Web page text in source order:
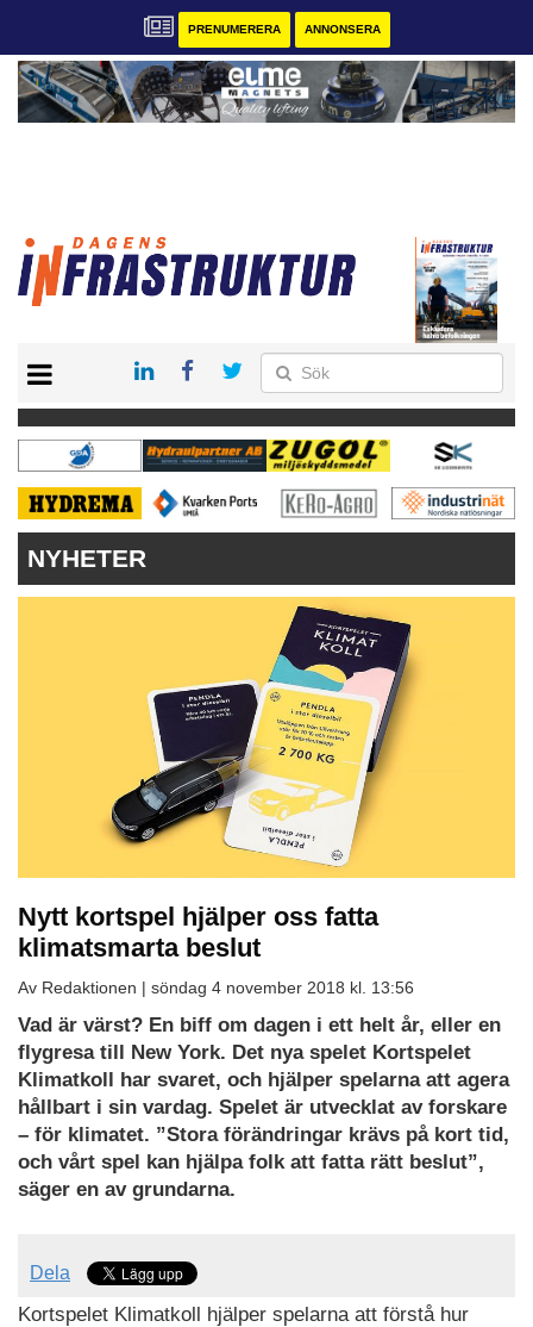
PRENUMERERA ANNONSERA
KONTAKT
VÅRA ANDRA MAGASIN
PRENUMERERA
ANNONSERA
NYHETER
Nytt kortspel hjälper oss fatta
klimatsmarta beslut
Av Redaktionen | söndag 4 november 2018 kl. 13:56
Vad är värst? En biff om dagen i ett helt år, eller en
flygresa till New York. Det nya spelet Kortspelet
Klimatkoll har svaret, och hjälper spelarna att agera
hållbart i sin vardag. Spelet är utvecklat av forskare
– för klimatet. ”Stora förändringar krävs på kort tid,
och vårt spel kan hjälpa folk att fatta rätt beslut”,
säger en av grundarna.
Dela
Kortspelet Klimatkoll hjälper spelarna att förstå hur